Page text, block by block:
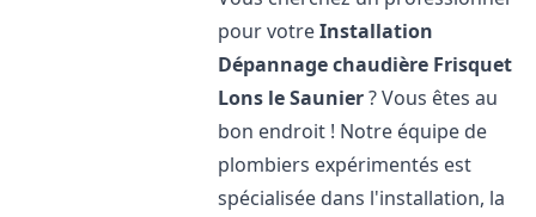
pour votreInstallation
Dépannage chaudière Frisquet
Lons le Saunier? Vous êtes au
bon endroit ! Notre équipe de
plombiers expérimentés est
spécialisée dans l'installation, la